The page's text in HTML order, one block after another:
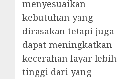
menyesuaikan
kebutuhan yang
dirasakan tetapi juga
dapat meningkatkan
kecerahan layar lebih
tinggi dari yang